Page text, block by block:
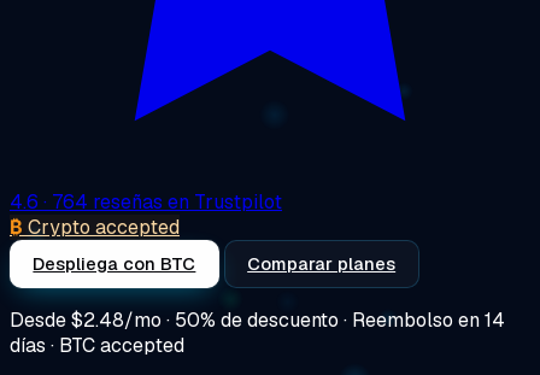
4.6 · 764 reseñas en Trustpilot
₿ Crypto accepted
Despliega con BTC Comparar planes
Desde$2.48/mo · 50% de descuento · Reembolso en 14
días · BTC accepted